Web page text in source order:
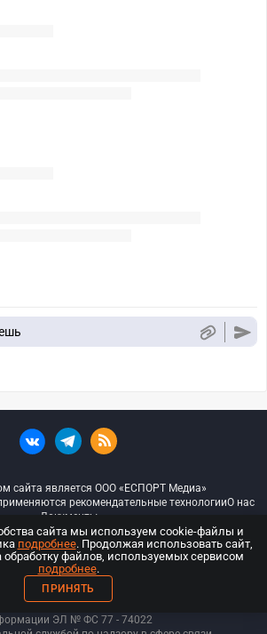
сайта является ООО «ЕСПОРТ Медиа»
рекомендательные технологииО нас
Документы
— Все права защищены
18+
о регистрации средств массовой
ЭЛ № ФС 77 - 74022
сайта мы используем cookie-файлы и
подробнее. Продолжая использовать сайт,
обработку файлов, используемых сервисом
подробнее.
ПРИНЯТЬ